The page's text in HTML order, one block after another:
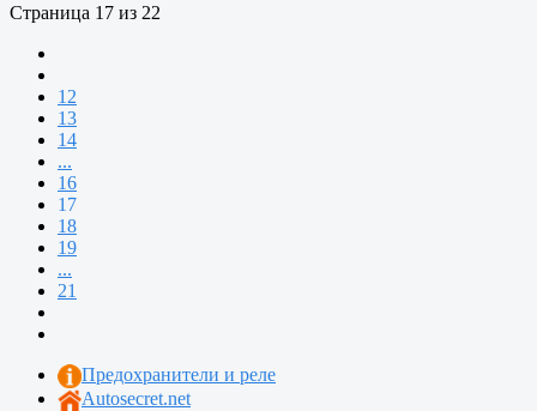
Страница 17 из 22
12
13
14
...
16
17
18
19
...
21
Предохранители и реле
Autosecret.net